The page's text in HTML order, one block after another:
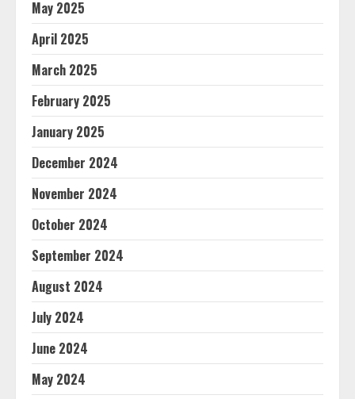
May 2025
April 2025
March 2025
February 2025
January 2025
December 2024
November 2024
October 2024
September 2024
August 2024
July 2024
June 2024
May 2024